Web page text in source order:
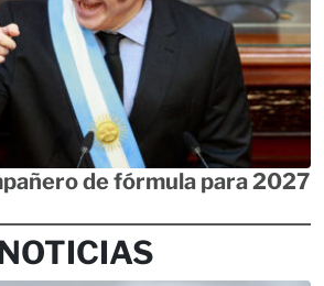
de fórmula para 2027